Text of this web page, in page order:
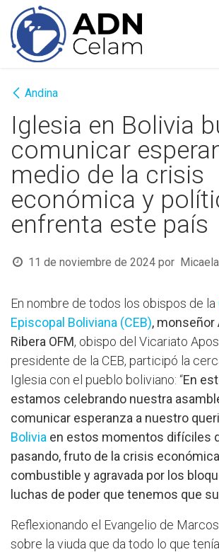
Ir al contenido
Andina
Iglesia en Bolivia
comunicar
medio de la crisis
económica y
enfrenta este país
11 de noviembre de 2024 por
En nombre de todos los obispos de la
Episcopal Boliviana (CEB), monseñor
Ribera OFM, obispo del Vicariato
presidente de la CEB, participó la
Iglesia con el pueblo boliviano: “En
estamos celebrando nuestra
comunicar esperanza a nuestro
Bolivia en estos momentos difíciles
pasando, fruto de la crisis
combustible y agravada por los
luchas de poder que tenemos que
Reflexionando el Evangelio de
sobre la viuda que da todo lo que